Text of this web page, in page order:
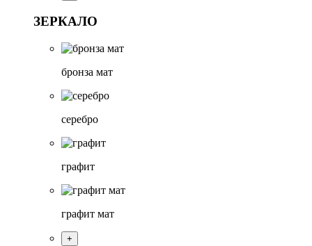
ЗЕРКАЛО
бронза мат
серебро
графит
графит мат
+